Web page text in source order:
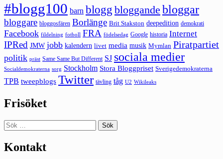
#blogg100 barn blogg bloggande bloggar
bloggare bloggosfären Borlänge Brit Stakston deepedition demokrati
Facebook fildelning fotboll FRA födelsedag Google historia Internet
IPRed JMW jobb kalendern livet media musik Mymlan Piratpartiet
politik präst Same Same But Different SJ sociala medier
Socialdemokraterna sorg Stockholm Stora Bloggpriset Sverigedemokraterna
TPB tweepblogs Twitter tävling tåg U2 Wikileaks
Frisöket
Sök
efter:
Kontakt